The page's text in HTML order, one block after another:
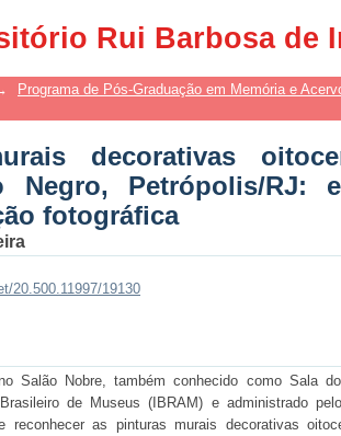
Rui Barbosa de
decorativas
estudo estilístico e
Programa de Pós-Graduação em Memória e
decorativas
Negro, Petrópolis/RJ:
fotográfica
20.500.11997/19130
Salão Nobre, também conhecido como Sala
de Museus (IBRAM) e administrado
reconhecer as pinturas murais decorativas